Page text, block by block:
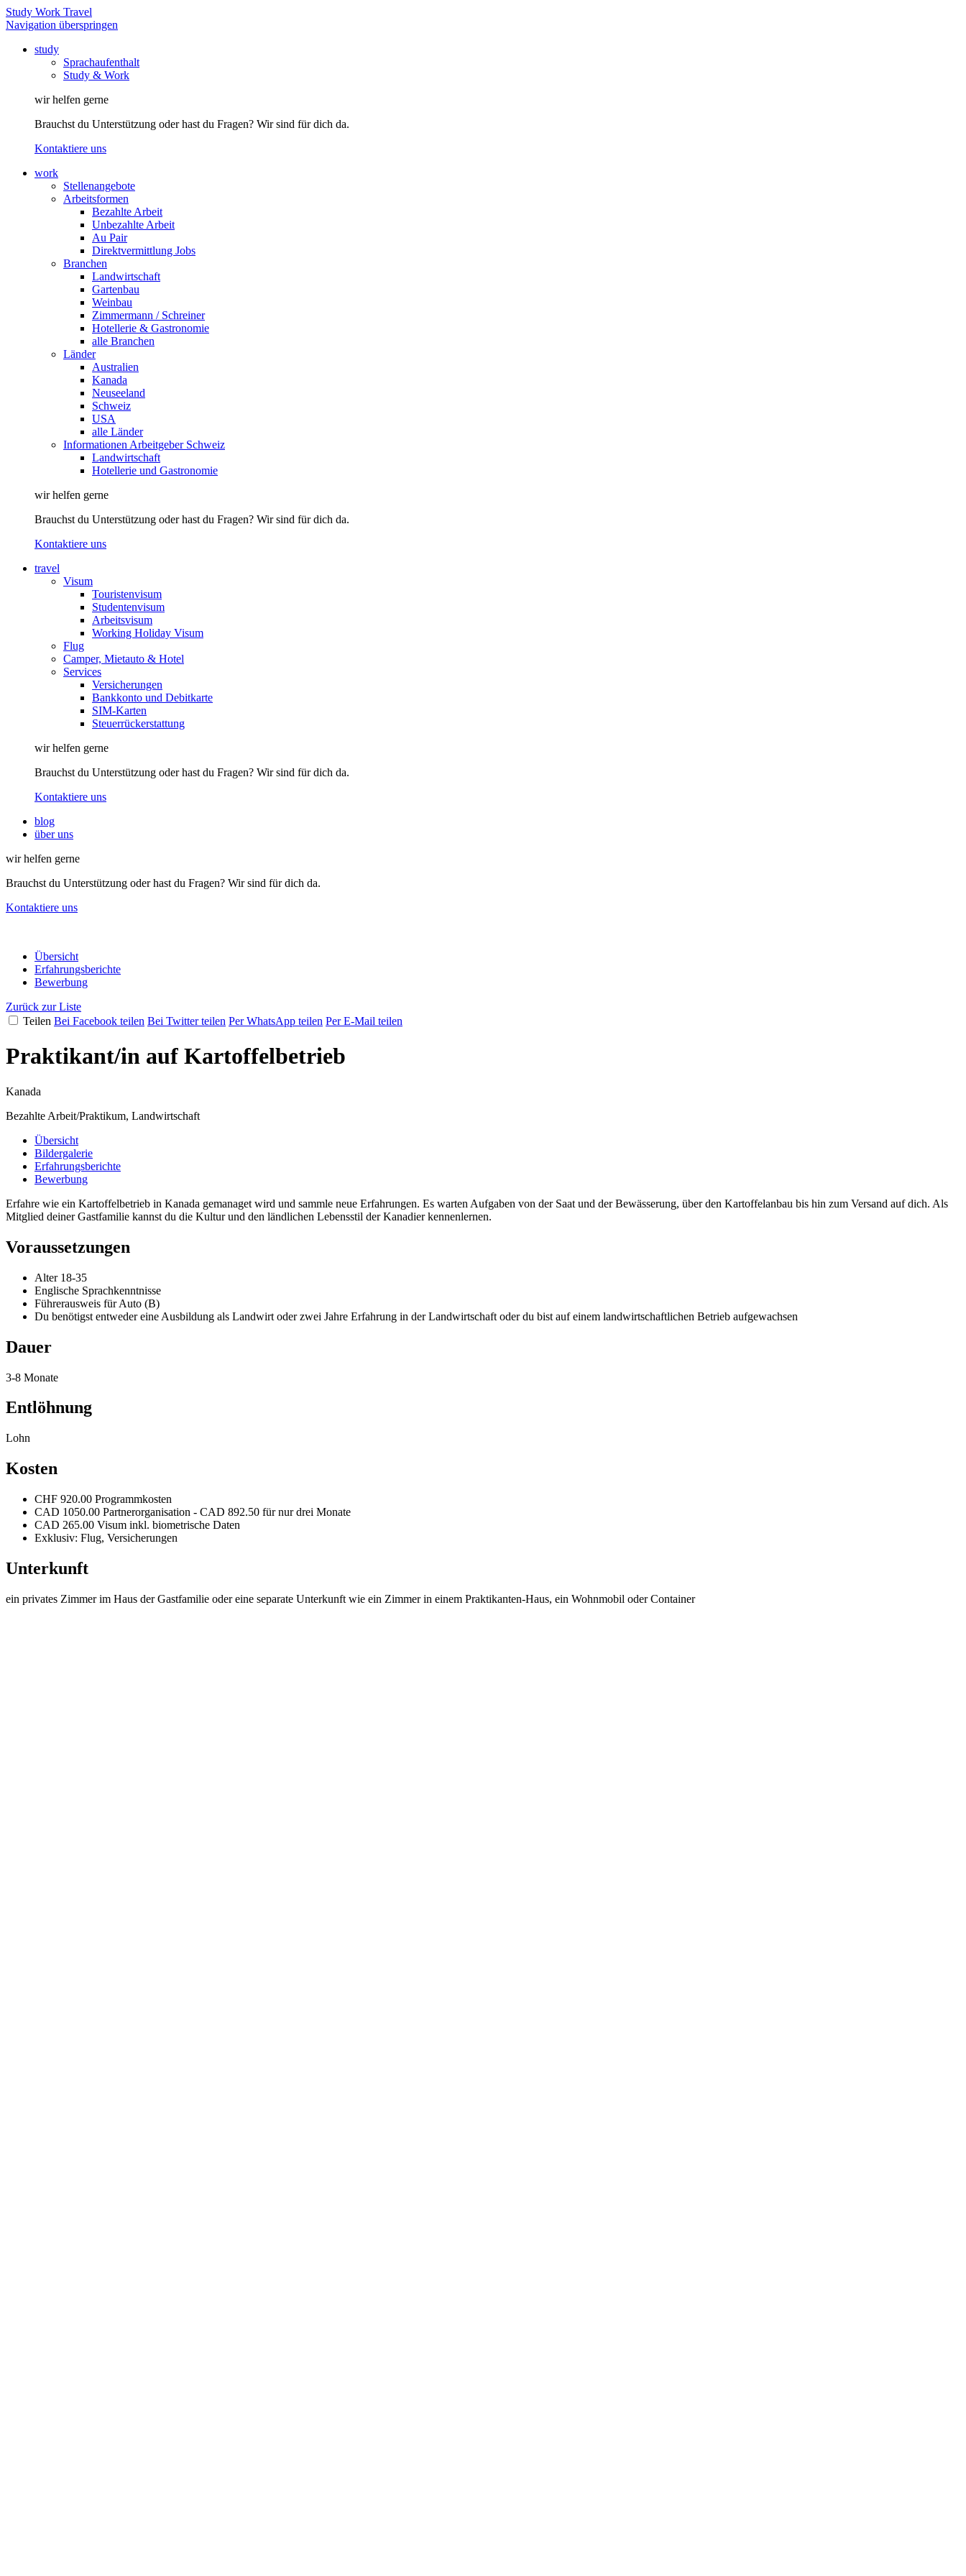
Study Work Travel
Navigation überspringen
study
Sprachaufenthalt
Study & Work
wir helfen gerne
Brauchst du Unterstützung oder hast du Fragen? Wir sind für dich da.
Kontaktiere uns
work
Stellenangebote
Arbeitsformen
Bezahlte Arbeit
Unbezahlte Arbeit
Au Pair
Direktvermittlung Jobs
Branchen
Landwirtschaft
Gartenbau
Weinbau
Zimmermann / Schreiner
Hotellerie & Gastronomie
alle Branchen
Länder
Australien
Kanada
Neuseeland
Schweiz
USA
alle Länder
Informationen Arbeitgeber Schweiz
Landwirtschaft
Hotellerie und Gastronomie
wir helfen gerne
Brauchst du Unterstützung oder hast du Fragen? Wir sind für dich da.
Kontaktiere uns
travel
Visum
Touristenvisum
Studentenvisum
Arbeitsvisum
Working Holiday Visum
Flug
Camper, Mietauto & Hotel
Services
Versicherungen
Bankkonto und Debitkarte
SIM-Karten
Steuerrückerstattung
wir helfen gerne
Brauchst du Unterstützung oder hast du Fragen? Wir sind für dich da.
Kontaktiere uns
blog
über uns
wir helfen gerne
Brauchst du Unterstützung oder hast du Fragen? Wir sind für dich da.
Kontaktiere uns
Übersicht
Erfahrungsberichte
Bewerbung
Zurück zur Liste
Teilen Bei Facebook teilen Bei Twitter teilen Per WhatsApp teilen Per E-Mail teilen
Praktikant/in auf Kartoffelbetrieb
Kanada
Bezahlte Arbeit/Praktikum, Landwirtschaft
Übersicht
Bildergalerie
Erfahrungsberichte
Bewerbung
Erfahre wie ein Kartoffelbetrieb in Kanada gemanaget wird und sammle neue Erfahrungen. Es warten Aufgaben von der Saat und der Bewässerung, über den Kartoffelanbau bis hin zum Versand auf dich. Als
Mitglied deiner Gastfamilie kannst du die Kultur und den ländlichen Lebensstil der Kanadier kennenlernen.
Voraussetzungen
Alter 18-35
Englische Sprachkenntnisse
Führerausweis für Auto (B)
Du benötigst entweder eine Ausbildung als Landwirt oder zwei Jahre Erfahrung in der Landwirtschaft oder du bist auf einem landwirtschaftlichen Betrieb aufgewachsen
Dauer
3-8 Monate
Entlöhnung
Lohn
Kosten
CHF 920.00 Programmkosten
CAD 1050.00 Partnerorganisation - CAD 892.50 für nur drei Monate
CAD 265.00 Visum inkl. biometrische Daten
Exklusiv: Flug, Versicherungen
Unterkunft
ein privates Zimmer im Haus der Gastfamilie oder eine separate Unterkunft wie ein Zimmer in einem Praktikanten-Haus, ein Wohnmobil oder Container